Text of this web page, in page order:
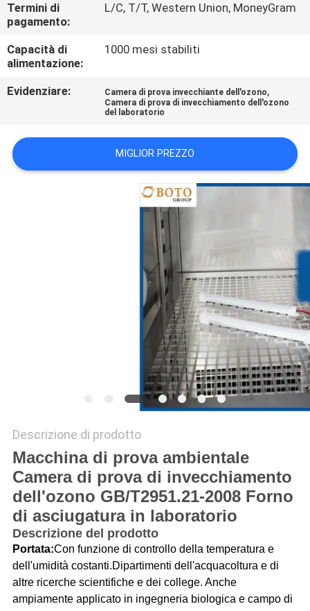
MAPPA
DEL
SULLA
PRIVACY
Termini di
pagamento:
L/C, T/T, Western Union, MoneyGram
Capacità di
alimentazione:
1000 mesi stabiliti
Evidenziare: Camera di prova invecchiante dell'ozono,
Camera di prova di invecchiamento dell'ozono
del laboratorio
MIGLIOR PREZZO
Descrizione di prodotto
Macchina di prova ambientale
Camera di prova di invecchiamento
dell'ozono GB/T2951.21-2008 Forno
di asciugatura in laboratorio
Descrizione del prodotto
Portata:Con funzione di controllo della temperatura e
dell'umidità costanti.Dipartimenti dell'acquacoltura e di
altre ricerche scientifiche e dei college. Anche
ampiamente applicato in ingegneria biologica e campo di